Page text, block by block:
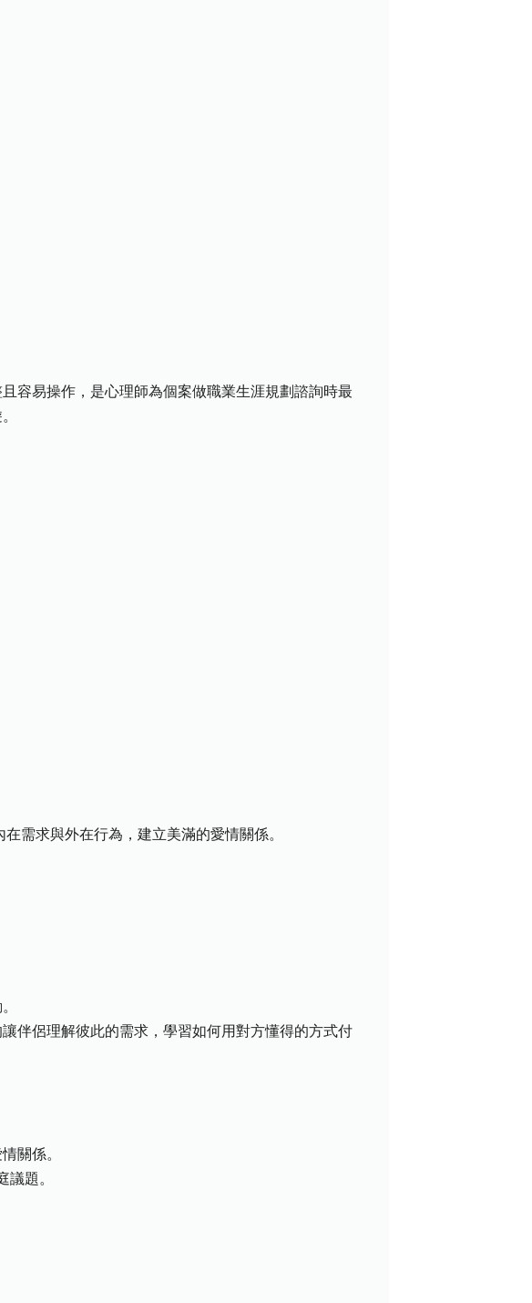
容易操作，是心理師為個案做職業生涯規劃諮詢時最
需求與外在行為，建立美滿的愛情關係。
伴侶理解彼此的需求，學習如何用對方懂得的方式付
關係。
題。